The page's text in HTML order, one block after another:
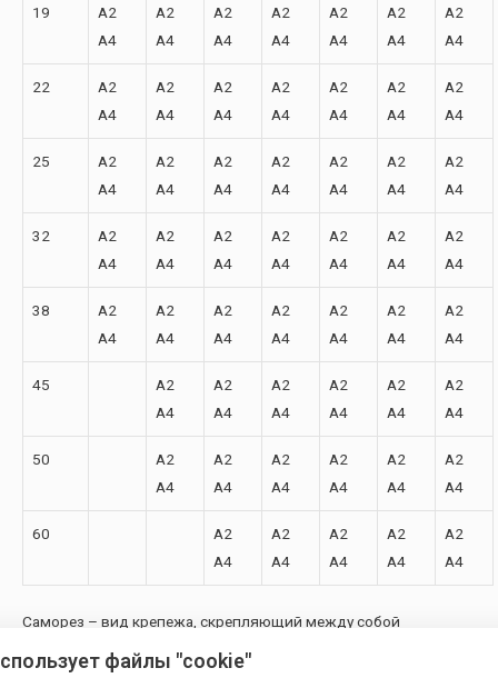
19
A2
A4
A2
A4
A2
A4
A2
A4
A2
A4
A2
A4
A2
A4
22
A2
A4
A2
A4
A2
A4
A2
A4
A2
A4
A2
A4
A2
A4
25
A2
A4
A2
A4
A2
A4
A2
A4
A2
A4
A2
A4
A2
A4
32
A2
A4
A2
A4
A2
A4
A2
A4
A2
A4
A2
A4
A2
A4
38
A2
A4
A2
A4
A2
A4
A2
A4
A2
A4
A2
A4
A2
A4
45
A2
A4
A2
A4
A2
A4
A2
A4
A2
A4
A2
A4
50
A2
A4
A2
A4
A2
A4
A2
A4
A2
A4
A2
A4
60
A2
A4
A2
A4
A2
A4
A2
A4
A2
A4
Саморез – вид крепежа, скрепляющий между собой
различные материалы, состоит из стержня, с нанесенной на
файлы "cookie"